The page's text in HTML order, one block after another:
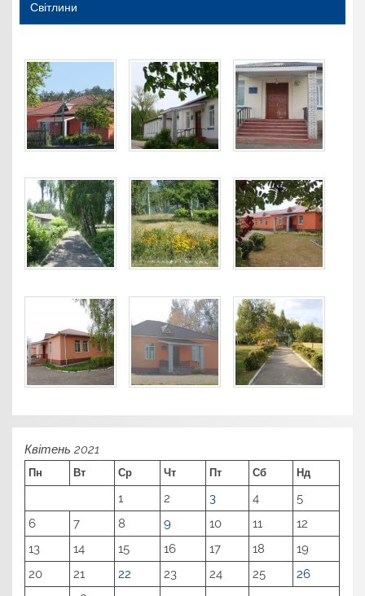
Світлини
Квітень 2021
Пн Вт Ср Чт Пт Сб Нд
1 2 3 4
5
6
7 8 9 10 11
12
13
14 15 16 17 18
19
20
21 22 23 24 25
26